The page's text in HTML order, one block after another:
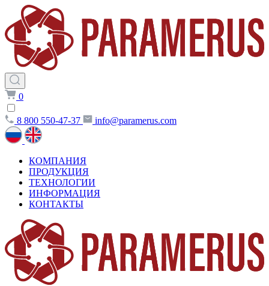
0
8 800 550-47-37 info@paramerus.com
КОМПАНИЯ
ПРОДУКЦИЯ
ТЕХНОЛОГИИ
ИНФОРМАЦИЯ
КОНТАКТЫ